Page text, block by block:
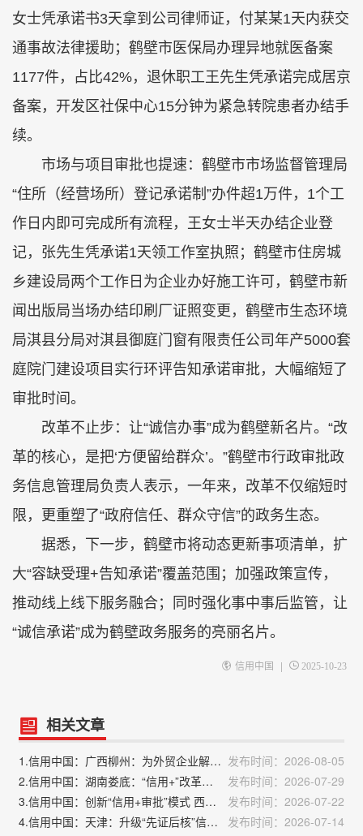
女士凭承诺书3天拿到公司律师证，付某某1天内获交
通事故法律援助；鹤壁市医保局办理异地就医备案
1177件，占比42%，退休职工王先生凭承诺完成居京
备案，开发区社保中心15分钟为紧急转院患者办结手
续。
市场与项目审批也提速：鹤壁市市场监督管理局
“住所（经营场所）登记承诺制”办件超1万件，1个工
作日内即可完成所有流程，王女士半天办结企业登
记，张先生凭承诺1天领工作室执照；鹤壁市住房城
乡建设局两个工作日为企业办好施工许可，鹤壁市新
闻出版局当场办结印刷厂证照变更，鹤壁市生态环境
局淇县分局对淇县御庭门窗有限责任公司年产5000套
庭院门建设项目实行环评告知承诺审批，大幅缩短了
审批时间。
改革不止步：让“诚信办事”成为鹤壁新名片。“改
革的核心，是把‘方便留给群众’。”鹤壁市行政审批政
务信息管理局负责人表示，一年来，改革不仅缩短时
限，更重塑了“政府信任、群众守信”的政务生态。
据悉，下一步，鹤壁市将动态更新事项清单，扩
大“容缺受理+告知承诺”覆盖范围；加强政策宣传，
推动线上线下服务融合；同时强化事中事后监管，让
“诚信承诺”成为鹤壁政务服务的亮丽名片。
信用中国 | 2025-10-23
相关文章
1.信用中国：广西柳州：为外贸企业解锁“信用密码” 发布时间：2026-08-05
2.信用中国：湖南娄底：“信用+”改革跑出利企便民“加速度”
发布时间：2026-07-29
3.信用中国：创新“信用+审批”模式 西宁市持续优化营商环境
发布时间：2026-07-22
4.信用中国：天津：升级“先证后核”信用审批 助力食品连锁企业提质扩容
发布时间：2026-07-14